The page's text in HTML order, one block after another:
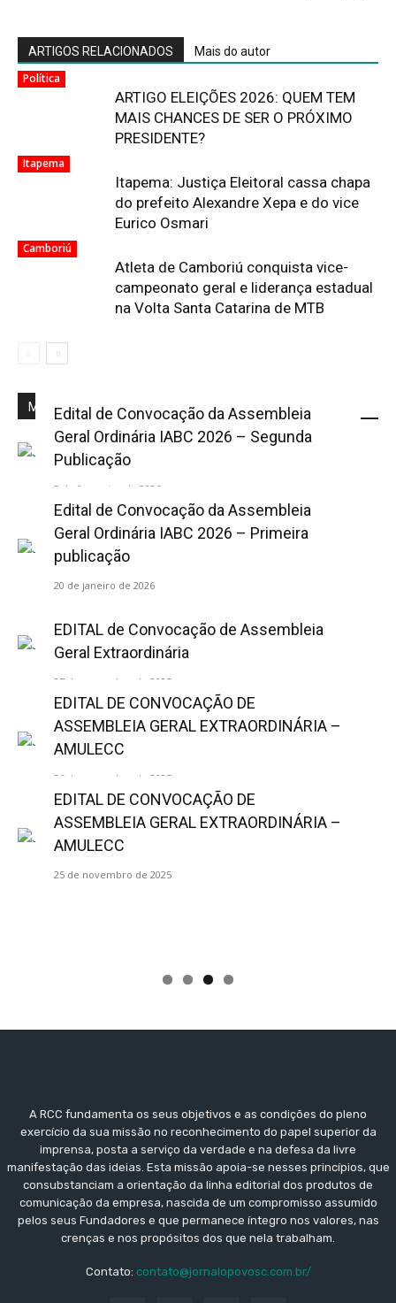
ARTIGOS RELACIONADOS Mais do autor
Política
ARTIGO ELEIÇÕES 2026: QUEM TEM
MAIS CHANCES DE SER O PRÓXIMO
PRESIDENTE?
Itapema
Itapema: Justiça Eleitoral cassa chapa
do prefeito Alexandre Xepa e do vice
Eurico Osmari
Camboriú
Atleta de Camboriú conquista vice-
campeonato geral e liderança estadual
na Volta Santa Catarina de MTB
Mais Popular
Edital de Convocação da Assembleia
Geral Ordinária IABC 2026 – Segunda
Publicação
2 de fevereiro de 2026
Edital de Convocação da Assembleia
Geral Ordinária IABC 2026 – Primeira
publicação
20 de janeiro de 2026
EDITAL de Convocação de Assembleia
Geral Extraordinária
27 de novembro de 2025
EDITAL DE CONVOCAÇÃO DE
ASSEMBLEIA GERAL EXTRAORDINÁRIA –
AMULECC
26 de novembro de 2025
EDITAL DE CONVOCAÇÃO DE
ASSEMBLEIA GERAL EXTRAORDINÁRIA –
AMULECC
25 de novembro de 2025
A RCC fundamenta os seus objetivos e as condições do pleno
exercício da sua missão no reconhecimento do papel superior da
imprensa, posta a serviço da verdade e na defesa da livre
manifestação das ideias. Esta missão apoia-se nesses princípios, que
consubstanciam a orientação da linha editorial dos produtos de
comunicação da empresa, nascida de um compromisso assumido
pelos seus Fundadores e que permanece íntegro nos valores, nas
crenças e nos propósitos dos que nela trabalham.
Contato: contato@jornalopovosc.com.br/